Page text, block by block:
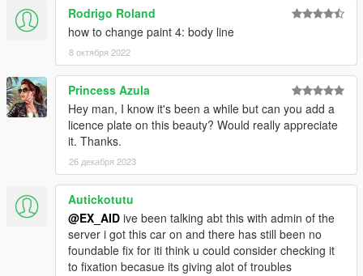
Rodrigo Roland
how to change paint 4: body line
8 октября 2022
Princess Azula
Hey man, I know it's been a while but can you add a
licence plate on this beauty? Would really appreciate
it. Thanks.
26 декабря 2023
Autickotutu
@EX_AID ive been talking abt this with admin of the
server i got this car on and there has still been no
foundable fix for iti think u could consider checking it
to fixation becasue its giving alot of troubles